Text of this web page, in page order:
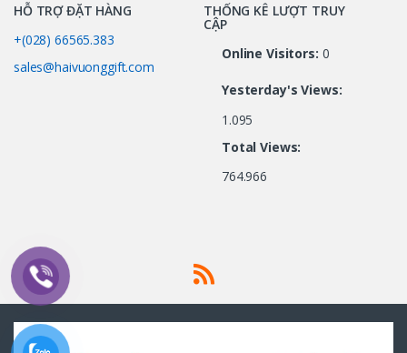
HỖ TRỢ ĐẶT HÀNG
+(028) 66565.383
sales@haivuonggift.com
THỐNG KÊ LƯỢT TRUY
CẬP
Online Visitors: 0
Yesterday's Views:
1.095
Total Views:
764.966